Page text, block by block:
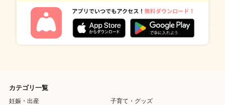
カテゴリ一覧
妊娠・出産
子育て・グッズ